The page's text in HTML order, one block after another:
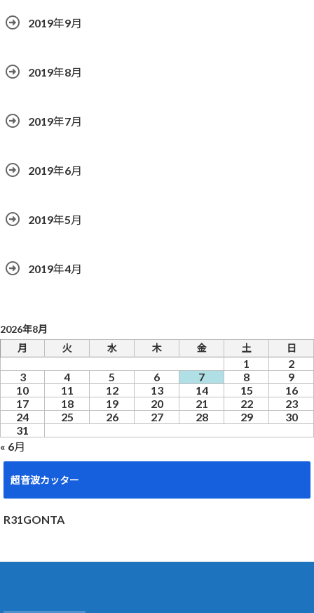
2019年9月
2019年8月
2019年7月
2019年6月
2019年5月
2019年4月
2026年8月
月
火 水 木 金 土 日
1
2
3
4 5 6 7 8
9
10
11 12 13 14 15
16
17
18 19 20 21 22
23
24
25 26 27 28 29
30
31
« 6月
超音波カッター
R31GONTA